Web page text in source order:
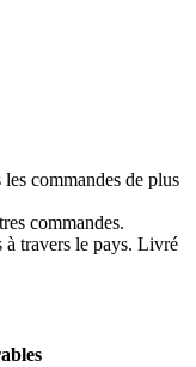
commandes de plus
commandes.
à travers le pays. Livré